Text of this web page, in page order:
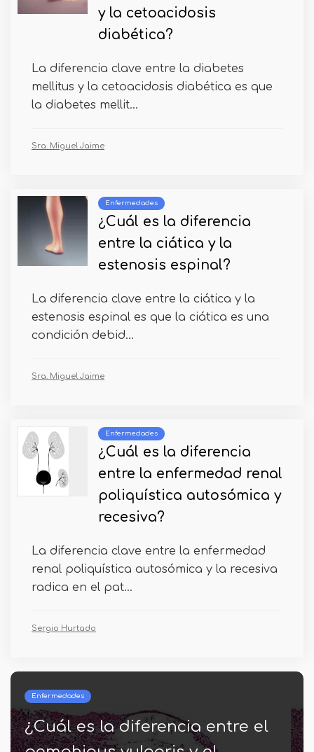
y la cetoacidosis
diabética?
La diferencia clave entre la diabetes
mellitus y la cetoacidosis diabética es que
la diabetes mellit...
Sra. Miguel Jaime
Enfermedades
¿Cuál es la diferencia
entre la ciática y la
estenosis espinal?
La diferencia clave entre la ciática y la
estenosis espinal es que la ciática es una
condición debid...
Sra. Miguel Jaime
Enfermedades
¿Cuál es la diferencia
entre la enfermedad renal
poliquística autosómica y
recesiva?
La diferencia clave entre la enfermedad
renal poliquística autosómica y la recesiva
radica en el pat...
Sergio Hurtado
Vestir
¿Cuál es la diferencia entre